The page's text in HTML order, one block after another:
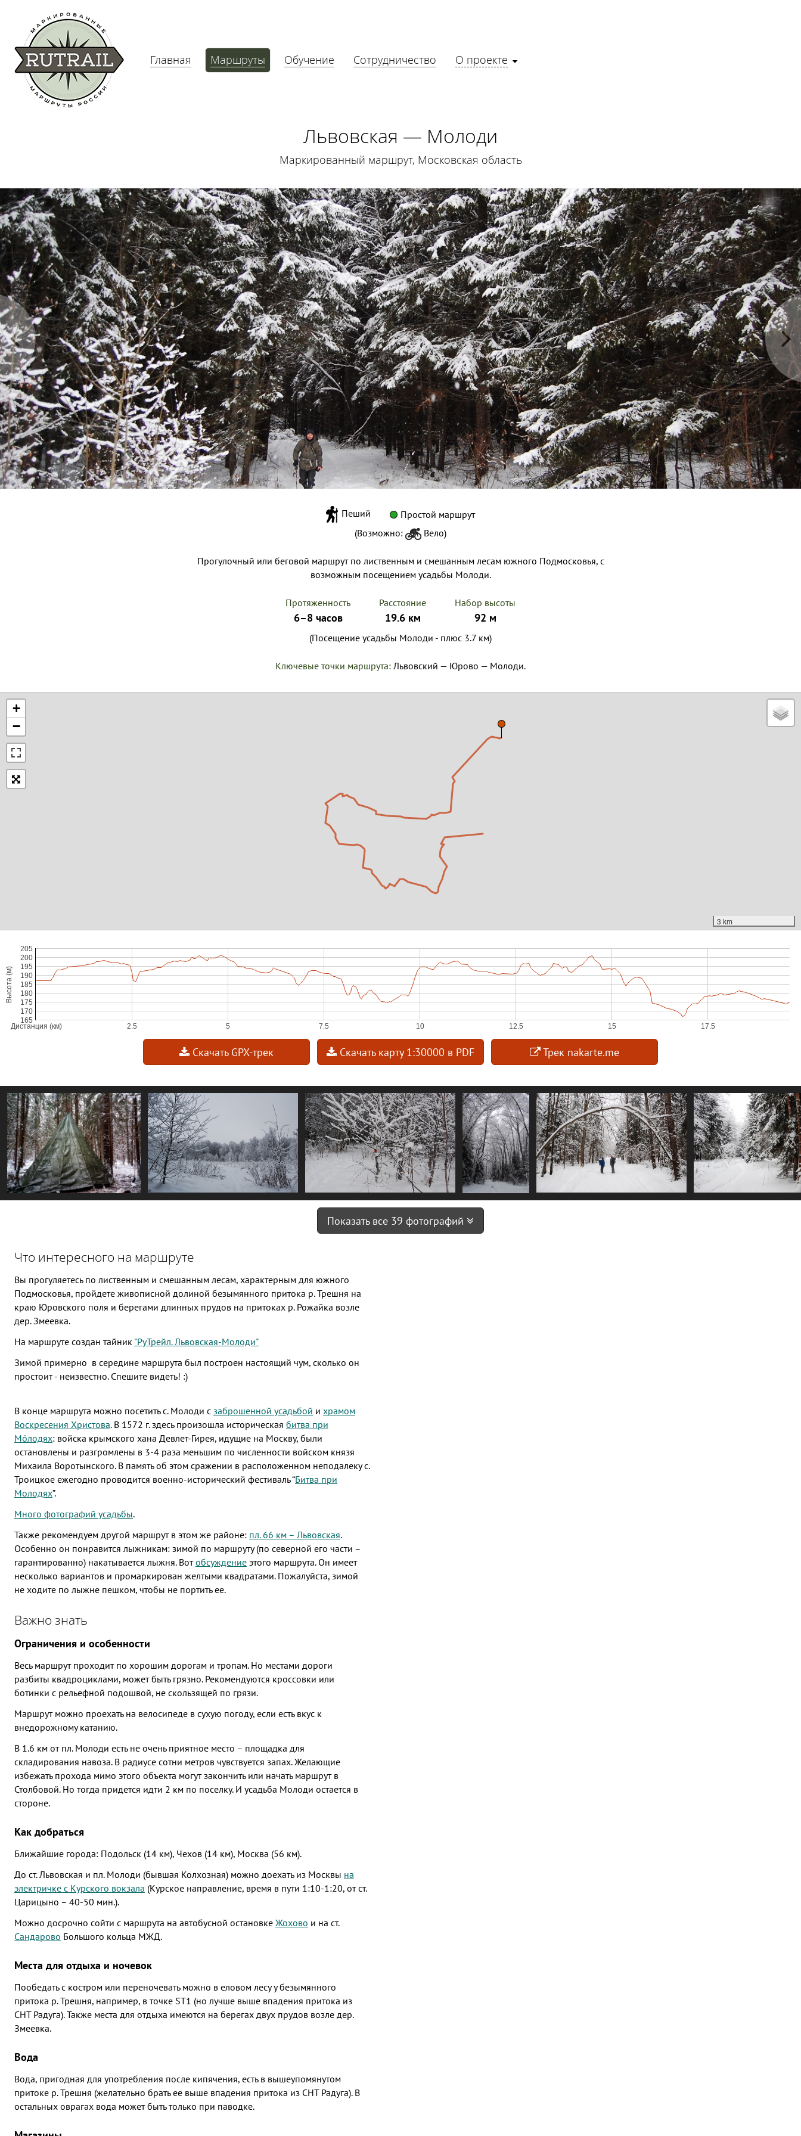
Главная Маршруты Обучение Сотрудничество О проекте
Львовская — Молоди
Маркированный маршрут, Московская область
Пеший
Простой маршрут
(Возможно:
Вело)
Прогулочный или беговой маршрут по лиственным и смешанным лесам южного Подмосковья, с
возможным посещением усадьбы Молоди.
Протяженность
6–8 часов
Расстояние
19.6 км
Набор высоты
92 м
(Посещение усадьбы Молоди - плюс 3.7 км)
Ключевые точки маршрута: Львовский — Юрово — Молоди.
+
−
3 km
Скачать GPX-трек Скачать карту 1:30000 в PDF Трек nakarte.me
Показать все 39 фотографий
Что интересного на маршруте
Вы прогуляетесь по лиственным и смешанным лесам, характерным для южного
Подмосковья, пройдете живописной долиной безымянного притока р. Трешня на
краю Юровского поля и берегами длинных прудов на притоках р. Рожайка возле
дер. Змеевка.
На маршруте создан тайник "РуТрейл. Львовская-Молоди"
Зимой примерно в середине маршрута был построен настоящий чум, сколько он
простоит - неизвестно. Спешите видеть! :)
В конце маршрута можно посетить с. Молоди с заброшенной усадьбой и храмом
Воскресения Христова. В 1572 г. здесь произошла историческая битва при
Мóлодях: войска крымского хана Девлет-Гирея, идущие на Москву, были
остановлены и разгромлены в 3-4 раза меньшим по численности войском князя
Михаила Воротынского. В память об этом сражении в расположенном неподалеку с.
Троицкое ежегодно проводится военно-исторический фестиваль “Битва при
Молодях”.
Много фотографий усадьбы.
Также рекомендуем другой маршрут в этом же районе: пл. 66 км – Львовская.
Особенно он понравится лыжникам: зимой по маршруту (по северной его части –
гарантированно) накатывается лыжня. Вотобсуждение этого маршрута. Он имеет
несколько вариантов и промаркирован желтыми квадратами. Пожалуйста, зимой
не ходите по лыжне пешком, чтобы не портить ее.
Важно знать
Ограничения и особенности
Весь маршрут проходит по хорошим дорогам и тропам. Но местами дороги
разбиты квадроциклами, может быть грязно. Рекомендуются кроссовки или
ботинки с рельефной подошвой, не скользящей по грязи.
Маршрут можно проехать на велосипеде в сухую погоду, если есть вкус к
внедорожному катанию.
В 1.6 км от пл. Молоди есть не очень приятное место – площадка для
складирования навоза. В радиусе сотни метров чувствуется запах. Желающие
избежать прохода мимо этого объекта могут закончить или начать маршрут в
Столбовой. Но тогда придется идти 2 км по поселку. И усадьба Молоди остается в
стороне.
Как добраться
Ближайшие города: Подольск (14 км), Чехов (14 км), Москва (56 км).
До ст. Львовская и пл. Молоди (бывшая Колхозная) можно доехать из Москвы на
электричке с Курского вокзала (Курское направление, время в пути 1:10-1:20, от ст.
Царицыно – 40-50 мин.).
Можно досрочно сойти с маршрута на автобусной остановке Жохово и на ст.
Сандарово Большого кольца МЖД.
Места для отдыха и ночевок
Пообедать с костром или переночевать можно в еловом лесу у безымянного
притока р. Трешня, например, в точке ST1 (но лучше выше впадения притока из
СНТ Радуга). Также места для отдыха имеются на берегах двух прудов возле дер.
Змеевка.
Вода
Вода, пригодная для употребления после кипячения, есть в вышеупомянутом
притоке р. Трешня (желательно брать ее выше впадения притока из СНТ Радуга). В
остальных оврагах вода может быть только при паводке.